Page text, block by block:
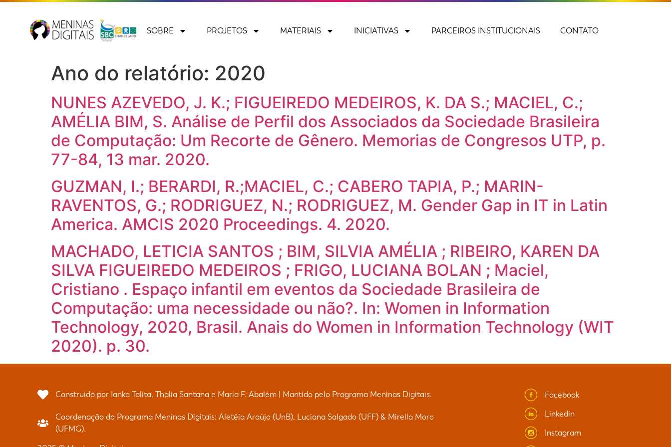
SOBRE PROJETOS MATERIAIS INICIATIVAS PARCEIROS INSTITUCIONAIS CONTATO
Ano do relatório: 2020
NUNES AZEVEDO, J. K.; FIGUEIREDO MEDEIROS, K. DA S.; MACIEL, C.;
AMÉLIA BIM, S. Análise de Perfil dos Associados da Sociedade Brasileira
de Computação: Um Recorte de Gênero. Memorias de Congresos UTP, p.
77-84, 13 mar. 2020.
GUZMAN, I.; BERARDI, R.;MACIEL, C.; CABERO TAPIA, P.; MARIN-
RAVENTOS, G.; RODRIGUEZ, N.; RODRIGUEZ, M. Gender Gap in IT in Latin
America. AMCIS 2020 Proceedings. 4. 2020.
MACHADO, LETICIA SANTOS ; BIM, SILVIA AMÉLIA ; RIBEIRO, KAREN DA
SILVA FIGUEIREDO MEDEIROS ; FRIGO, LUCIANA BOLAN ; Maciel,
Cristiano . Espaço infantil em eventos da Sociedade Brasileira de
Computação: uma necessidade ou não?. In: Women in Information
Technology, 2020, Brasil. Anais do Women in Information Technology (WIT
2020). p. 30.
Construído por Ianka Talita, Thalia Santana e Maria F. Abalém | Mantido pelo Programa Meninas Digitais.
Coordenação do Programa Meninas Digitais: Aletéia Araújo (UnB), Luciana Salgado (UFF) & Mirella Moro
(UFMG).
Facebook
Linkedin
Instagram